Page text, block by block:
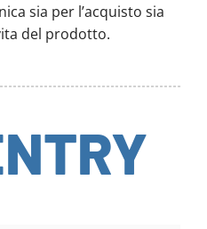
sia per l’acquisto sia
del prodotto.